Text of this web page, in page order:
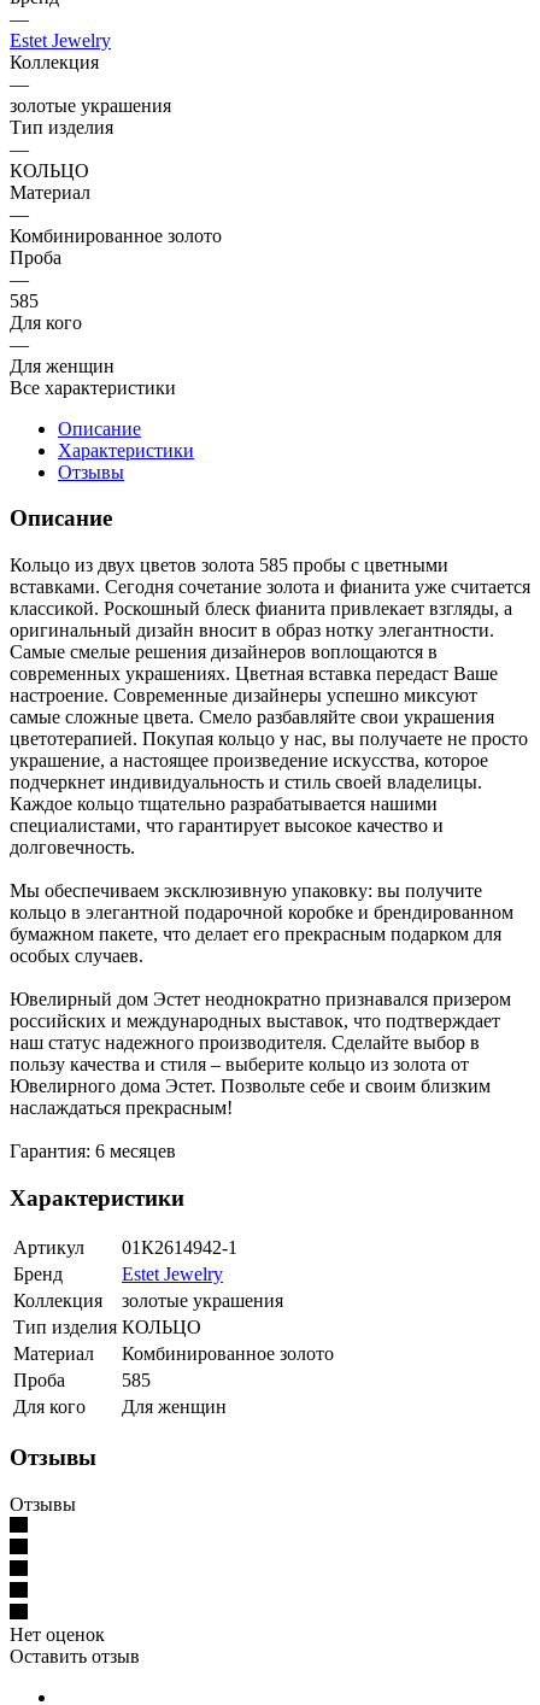
—
Estet Jewelry
Коллекция
—
золотые украшения
Тип изделия
—
КОЛЬЦО
Материал
—
Комбинированное золото
Проба
—
585
Для кого
—
Для женщин
Все характеристики
Описание
Характеристики
Отзывы
Описание
Кольцо из двух цветов золота 585 пробы с цветными
вставками. Сегодня сочетание золота и фианита уже считается
классикой. Роскошный блеск фианита привлекает взгляды, а
оригинальный дизайн вносит в образ нотку элегантности.
Самые смелые решения дизайнеров воплощаются в
современных украшениях. Цветная вставка передаст Ваше
настроение. Современные дизайнеры успешно миксуют
самые сложные цвета. Смело разбавляйте свои украшения
цветотерапией. Покупая кольцо у нас, вы получаете не просто
украшение, а настоящее произведение искусства, которое
подчеркнет индивидуальность и стиль своей владелицы.
Каждое кольцо тщательно разрабатывается нашими
специалистами, что гарантирует высокое качество и
долговечность.
Мы обеспечиваем эксклюзивную упаковку: вы получите
кольцо в элегантной подарочной коробке и брендированном
бумажном пакете, что делает его прекрасным подарком для
особых случаев.
Ювелирный дом Эстет неоднократно признавался призером
российских и международных выставок, что подтверждает
наш статус надежного производителя. Сделайте выбор в
пользу качества и стиля – выберите кольцо из золота от
Ювелирного дома Эстет. Позвольте себе и своим близким
наслаждаться прекрасным!
Гарантия: 6 месяцев
Характеристики
Артикул
01К2614942-1
Бренд
Estet Jewelry
Коллекция
золотые украшения
Тип изделия КОЛЬЦО
Материал
Комбинированное золото
Проба
585
Для кого
Для женщин
Отзывы
Отзывы
Нет оценок
Оставить отзыв